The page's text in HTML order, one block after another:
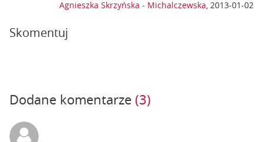
Agnieszka Skrzyńska - Michalczewska, 2013-01-02
Skomentuj
Dodane komentarze (3)